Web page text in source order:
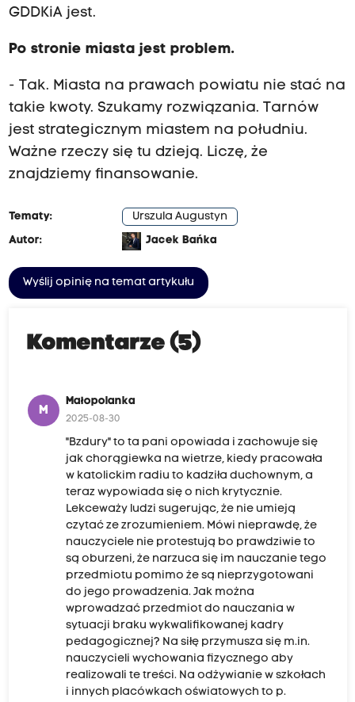
GDDKiA jest.
Po stronie miasta jest problem.
- Tak. Miasta na prawach powiatu nie stać na
takie kwoty. Szukamy rozwiązania. Tarnów
jest strategicznym miastem na południu.
Ważne rzeczy się tu dzieją. Liczę, że
znajdziemy finansowanie.
Tematy:
Urszula Augustyn
Autor:
Jacek Bańka
Wyślij opinię na temat artykułu
Komentarze (5)
M
Małopolanka
2025-08-30
"Bzdury" to ta pani opowiada i zachowuje się
jak chorągiewka na wietrze, kiedy pracowała
w katolickim radiu to kadziła duchownym, a
teraz wypowiada się o nich krytycznie.
Lekceważy ludzi sugerując, że nie umieją
czytać ze zrozumieniem. Mówi nieprawdę, że
nauczyciele nie protestują bo prawdziwie to
są oburzeni, że narzuca się im nauczanie tego
przedmiotu pomimo że są nieprzygotowani
do jego prowadzenia. Jak można
wprowadzać przedmiot do nauczania w
sytuacji braku wykwalifikowanej kadry
pedagogicznej? Na siłę przymusza się m.in.
nauczycieli wychowania fizycznego aby
realizowali te treści. Na odżywianie w szkołach
i innych placówkach oświatowych to p.